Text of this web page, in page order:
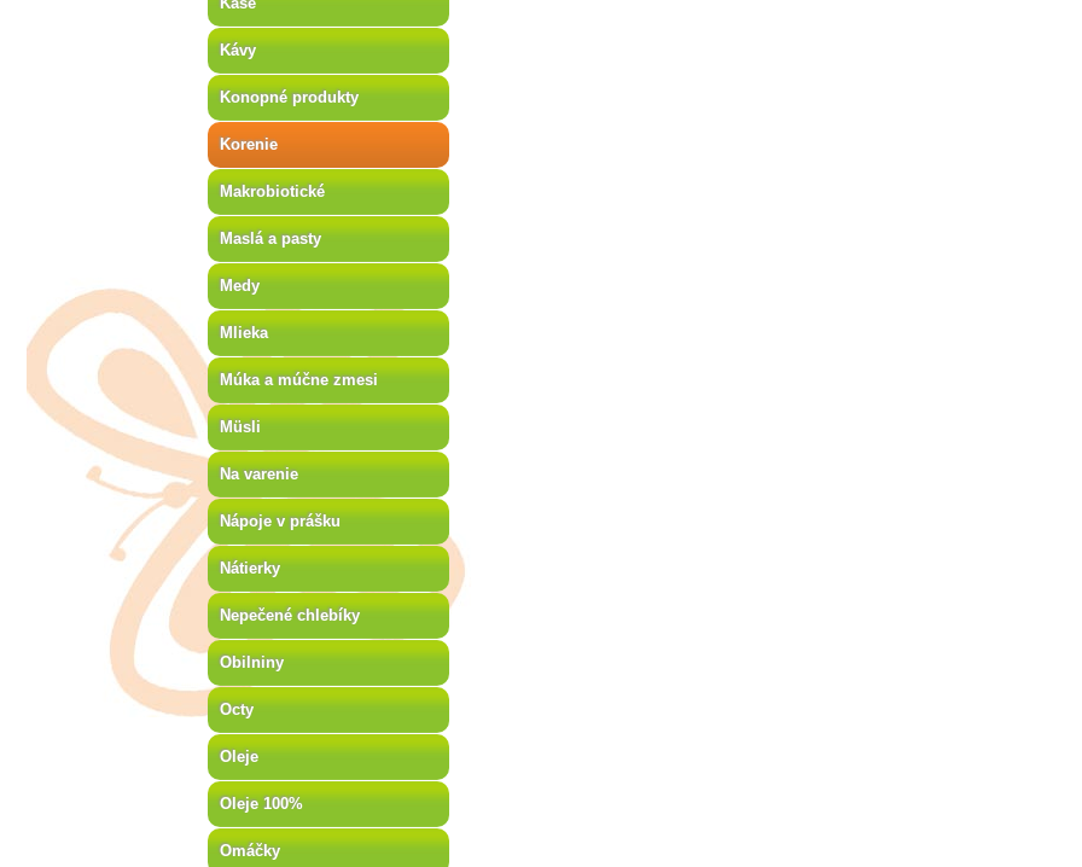
Kávy
Konopné produkty
Korenie
Makrobiotické
Maslá a pasty
Medy
Mlieka
Múka a múčne zmesi
Müsli
Na varenie
Nápoje v prášku
Nátierky
Nepečené chlebíky
Obilniny
Octy
Oleje
Oleje 100%
Omáčky